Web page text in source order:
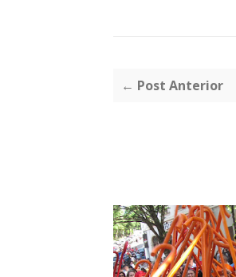
← Post Anterior